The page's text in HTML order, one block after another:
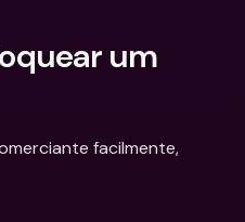
um
facilmente,